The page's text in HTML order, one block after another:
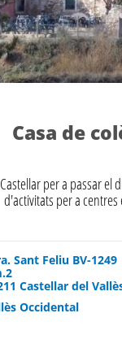
Casa de
per a passar el
d'activitats per a
Sant Feliu BV-1249
Castellar del
Occidental